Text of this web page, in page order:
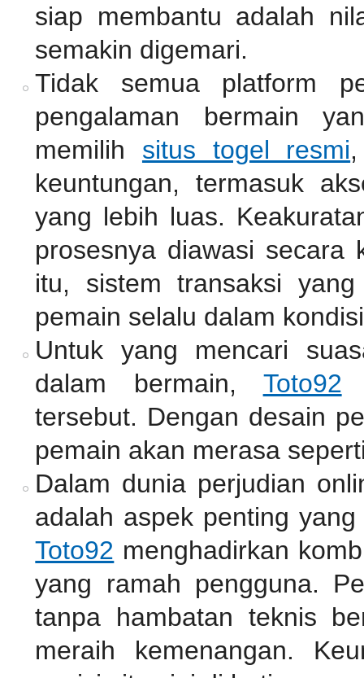
siap membantu adalah
semakin digemari.
Tidak semua platform
pengalaman bermain
memilih situs togel resmi
keuntungan, termasuk
yang lebih luas.
prosesnya diawasi secara
itu, sistem transaksi
pemain selalu dalam
Untuk yang mencari
dalam bermain, Toto92
tersebut. Dengan desain
pemain akan merasa
Dalam dunia perjudian
adalah aspek penting
Toto92 menghadirkan
yang ramah pengguna.
tanpa hambatan teknis
meraih kemenangan.